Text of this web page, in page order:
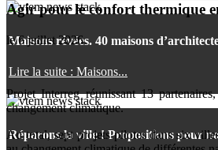
Maisons rêvées. 40 maisons
Lire la suite : Maisons...
Réparons la ville ! Propositions pour
Agir pour le confort thermique
le6 juillet 2026.
Projet Interreg réunissant 13
changement climatique.
Au total, sept projets pilotes dans six